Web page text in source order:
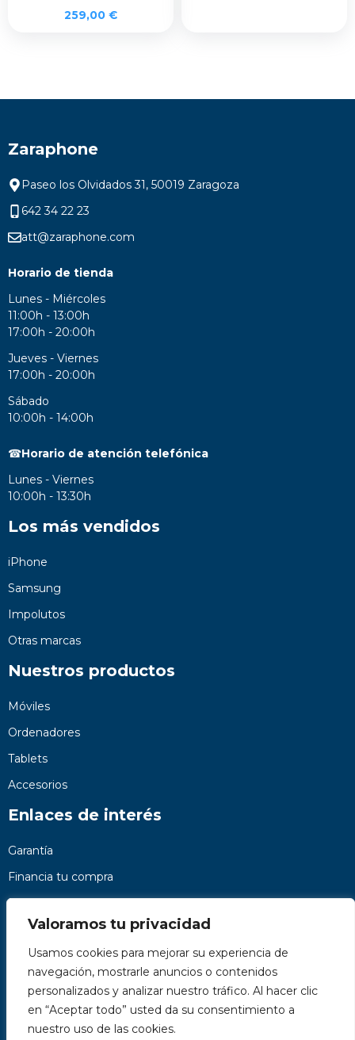
Valoramos tu privacidad
Usamos cookies para mejorar su experiencia de
navegación, mostrarle anuncios o contenidos
personalizados y analizar nuestro tráfico. Al hacer clic
en “Aceptar todo” usted da su consentimiento a
nuestro uso de las cookies.
259,00 €
Zaraphone
Paseo los Olvidados 31, 50019 Zaragoza
642 34 22 23
att@zaraphone.com
Horario de tienda
Lunes - Miércoles
11:00h - 13:00h
17:00h - 20:00h
Jueves - Viernes
17:00h - 20:00h
Sábado
10:00h - 14:00h
☎Horario de atención telefónica
Lunes - Viernes
10:00h - 13:30h
Los más vendidos
iPhone
Samsung
Impolutos
Otras marcas
Nuestros productos
Móviles
Ordenadores
Tablets
Accesorios
Enlaces de interés
Garantía
Financia tu compra
Preguntas frecuentes
Nosotros
Contacto
Páginas legales
Kit Digital